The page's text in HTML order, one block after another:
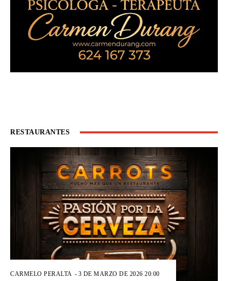
RESTAURANTES
CARMELO PERALTA - 3 DE MARZO DE 2026 20:00